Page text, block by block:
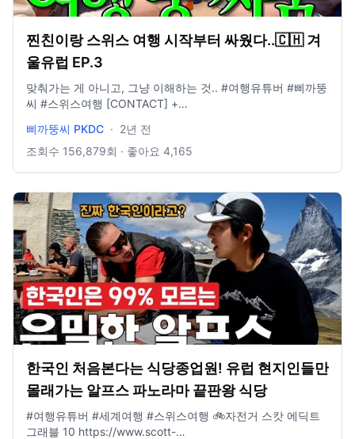
찐친이랑 스위스 여행 시작부터 싸웠다..🇨🇭 겨
울유럽 EP.3
맞춰가는 게 아니고, 그냥 이해하는 것.. #여행유튜버 #삐까뚱
씨 #스위스여행 [CONTACT] +
hshyun0602@naver.com [장비 정보] - 액션캠: 오즈모 포켓
3 - 미러리스 카메라: 캐논 EOS M6 Mark2
삐까뚱씨 PKDC · 2년 전
조회수 156,879회 · 좋아요 4,165
한국인 처음본다는 식당종업원! 유럽 현지인들만
몰래가는 알프스 파노라마 끝판왕 식당
#여행유튜버 #세계여행 #스위스여행 🚲자전거 스캇 에딕트
그래블 10 https://www.scott-